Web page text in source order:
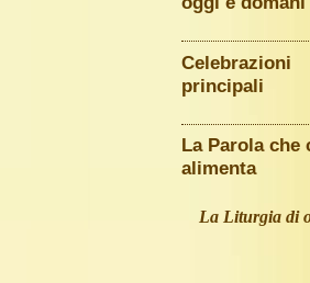
Celebrazioni
principali
La Parola che
alimenta
La Liturgia di